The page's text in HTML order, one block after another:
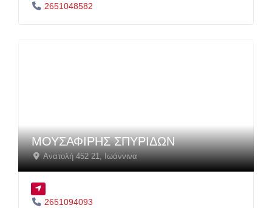
2651048582
ΜΟΥΣΑΦΙΡΗΣ ΣΠΥΡΙΔΩΝ
Ανατολή 452 21,Ιωάννινα
2651094093